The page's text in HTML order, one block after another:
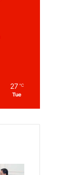
27 ℃
Tue